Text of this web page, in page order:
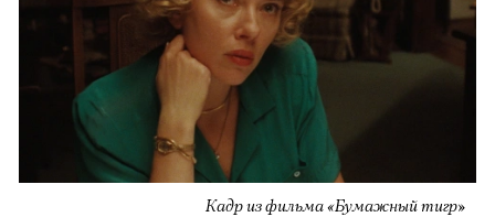
Кадр из фильма «Бумажный тигр»